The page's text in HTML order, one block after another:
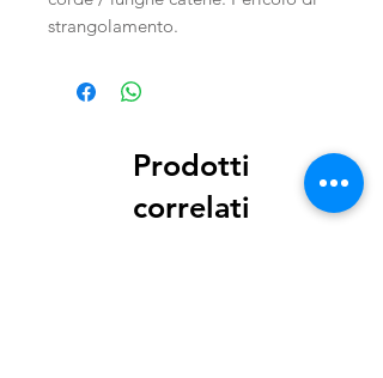
strangolamento.
Prodotti
correlati